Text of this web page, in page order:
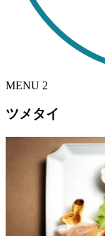
MENU 2
ツメタイ